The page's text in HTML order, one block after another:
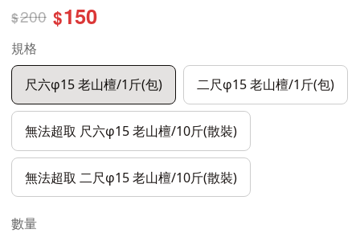
$200 $150
規格
尺六φ15 老山檀/1斤(包) 二尺φ15 老山檀/1斤(包)
無法超取 尺六φ15 老山檀/10斤(散裝)
無法超取 二尺φ15 老山檀/10斤(散裝)
數量